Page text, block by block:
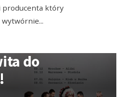
producenta który
wytwórnie...
Indios
do